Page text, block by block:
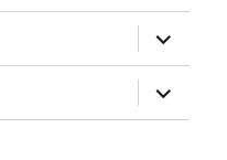
ブ
メ
ュ
ー
ブ
メ